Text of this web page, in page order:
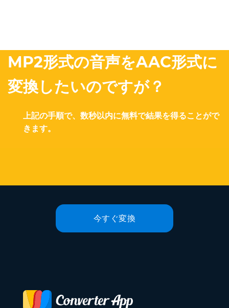
MP2形式の音声をAAC形式に
変換したいのですが？
上記の手順で、数秒以内に無料で結果を得ることがで
きます。
今すぐ変換